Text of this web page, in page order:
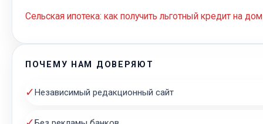
Сельская ипотека: как получить льготный кредит на
ПОЧЕМУ НАМ ДОВЕРЯЮТ
✓Независимый редакционный сайт